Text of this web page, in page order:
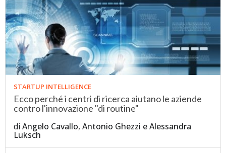
STARTUP INTELLIGENCE
Ecco perché i centri di ricerca aiutano le aziende
contro l'innovazione "di routine"
diAngelo Cavallo,Antonio Ghezzi eAlessandra
Luksch